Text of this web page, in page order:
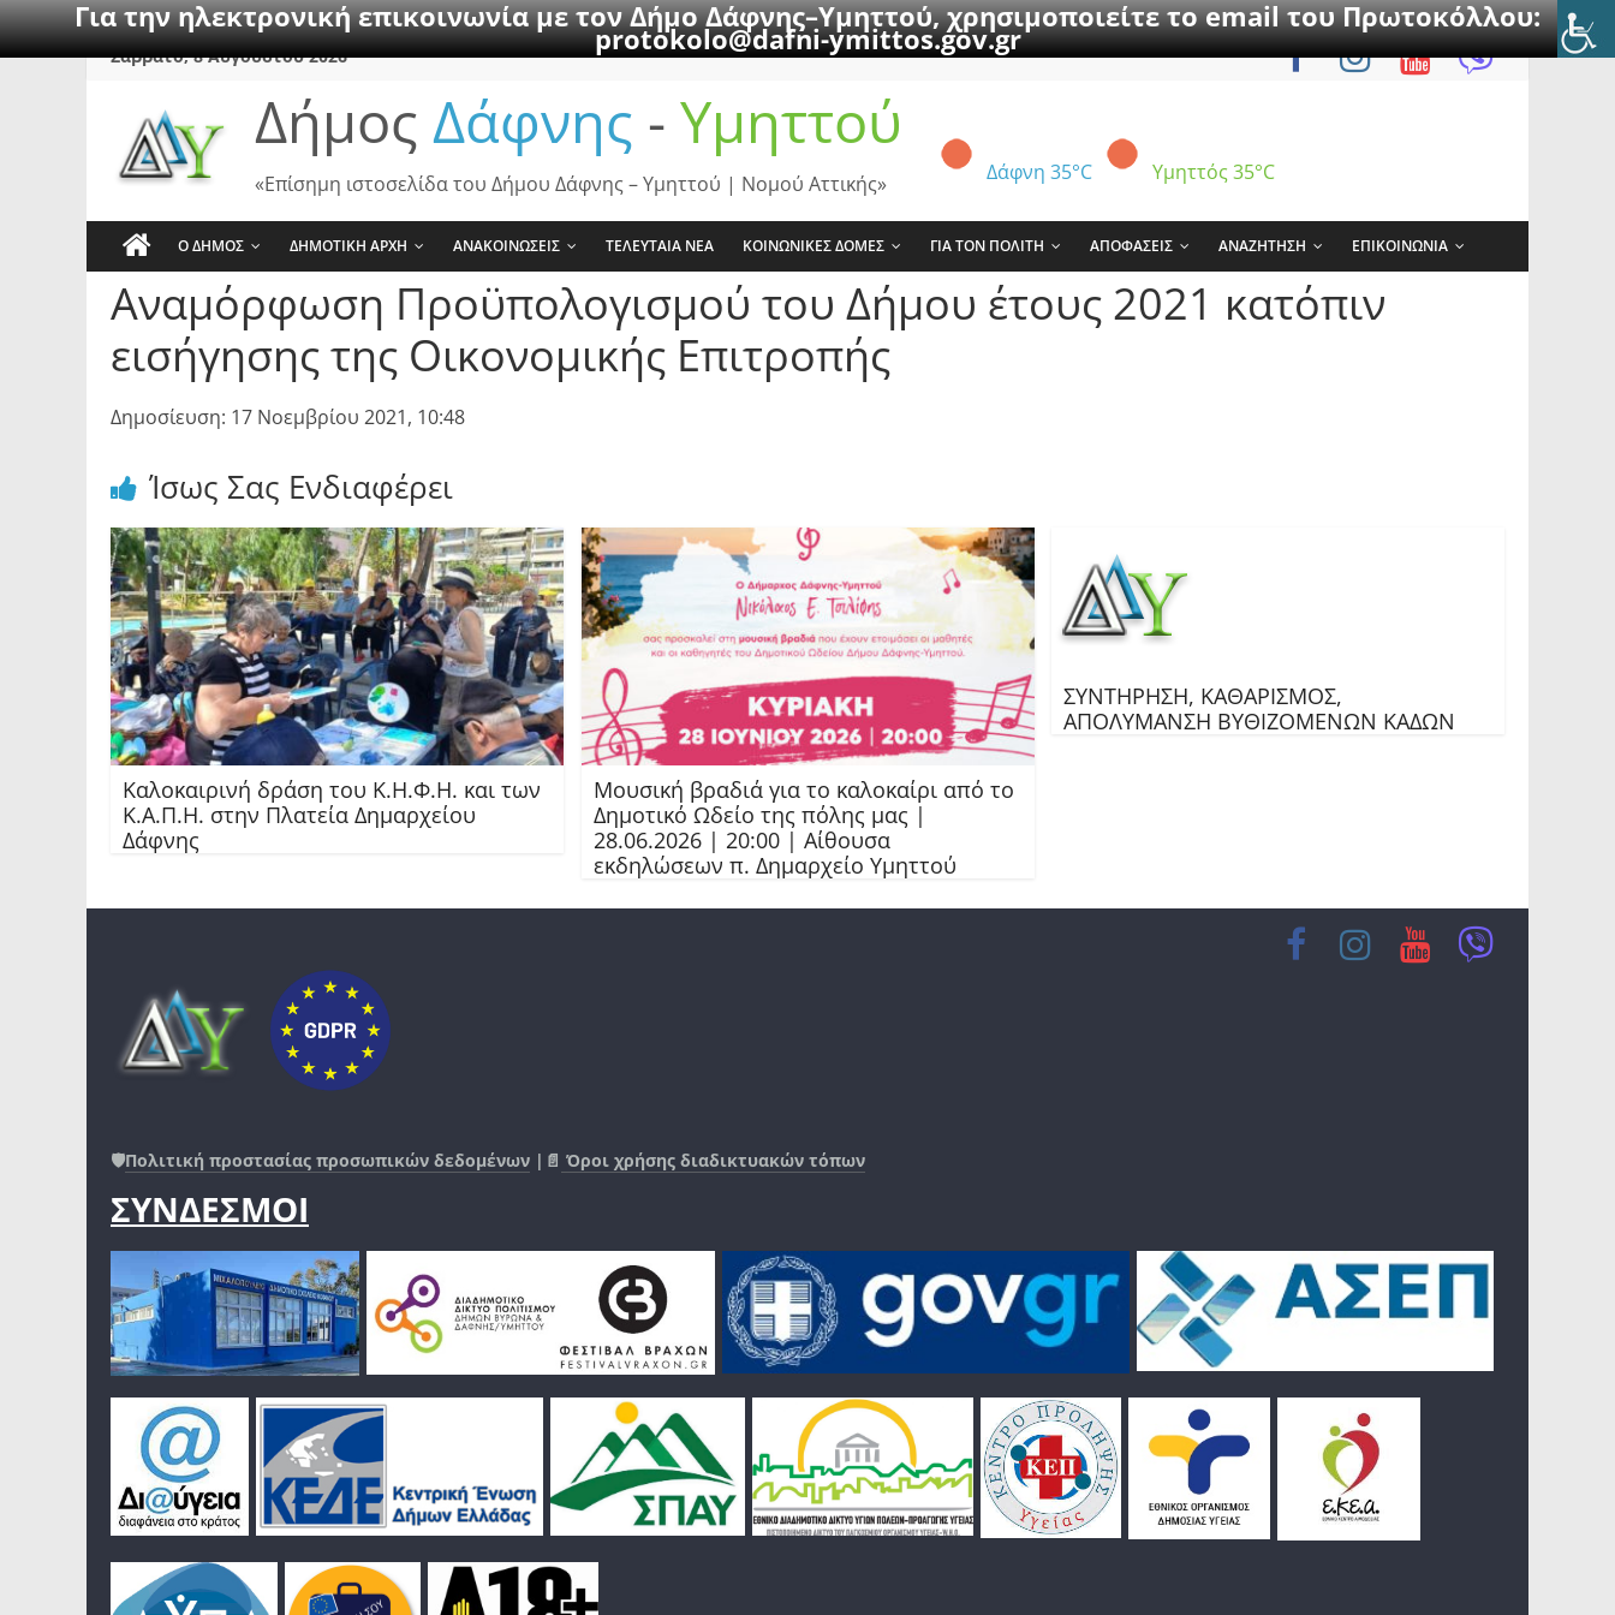
Για την ηλεκτρονική επικοινωνία με τον Δήμο Δάφνης–Υμηττού, χρησιμοποιείτε το email του Πρωτοκόλλου:
protokolo@dafni-ymittos.gov.gr
SkipΣάββατο, 8 Αυγούστου 2026
Δήμος Δάφνης - Υμηττού
Δάφνη 35°C Υμηττός 35°C
«Επίσημη ιστοσελίδα του Δήμου Δάφνης – Υμηττού | Νομού Αττικής»
Ο ΔΗΜΟΣ ΔΗΜΟΤΙΚΗ ΑΡΧΗ ΑΝΑΚΟΙΝΩΣΕΙΣ ΤΕΛΕΥΤΑΙΑ ΝΕΑ ΚΟΙΝΩΝΙΚΕΣ ΔΟΜΕΣ ΓΙΑ ΤΟΝ ΠΟΛΙΤΗ ΑΠΟΦΑΣΕΙΣ ΑΝΑΖΗΤΗΣΗ ΕΠΙΚΟΙΝΩΝΙΑ
Αναμόρφωση Προϋπολογισμού του Δήμου έτους 2021 κατόπιν
εισήγησης της Οικονομικής Επιτροπής
Δημοσίευση: 17 Νοεμβρίου 2021, 10:48
Ίσως Σας Ενδιαφέρει
Καλοκαιρινή δράση του Κ.Η.Φ.Η. και των
Κ.Α.Π.Η. στην Πλατεία Δημαρχείου
Δάφνης
Μουσική βραδιά για το καλοκαίρι από το
Δημοτικό Ωδείο της πόλης μας |
28.06.2026 | 20:00 | Αίθουσα
εκδηλώσεων π. Δημαρχείο Υμηττού
ΣΥΝΤΗΡΗΣΗ, ΚΑΘΑΡΙΣΜΟΣ,
ΑΠΟΛΥΜΑΝΣΗ ΒΥΘΙΖΟΜΕΝΩΝ ΚΑΔΩΝ
🛡️Πολιτική προστασίας προσωπικών δεδομένων |📄 Όροι χρήσης διαδικτυακών τόπων
ΣΥΝΔΕΣΜΟΙ